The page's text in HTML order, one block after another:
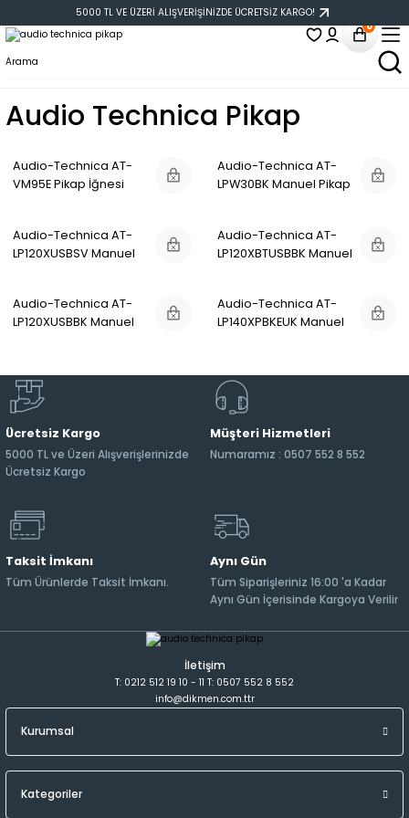
5000 TL VE ÜZERİ ALIŞVERİŞİNİZDE ÜCRETSİZ KARGO!
0
Audio Technica Pikap
Audio-Technica AT-
VM95E Pikap İğnesi
Audio-Technica AT-
LPW30BK Manuel Pikap
Audio-Technica AT-
LP120XUSBSV Manuel
Audio-Technica AT-
LP120XBTUSBBK Manuel
Audio-Technica AT-
LP120XUSBBK Manuel
Audio-Technica AT-
LP140XPBKEUK Manuel
Ücretsiz Kargo
5000 TL ve Üzeri Alışverişlerinizde
Ücretsiz Kargo
Müşteri Hizmetleri
Numaramız : 0507 552 8 552
Taksit İmkanı
Tüm Ürünlerde Taksit İmkanı.
Aynı Gün
Tüm Siparişleriniz 16:00 'a Kadar
Aynı Gün İçerisinde Kargoya Verilir
İletişim
T: 0212 512 19 10 - 11 T: 0507 552 8 552
info@dikmen.com.ttr
Kurumsal
Kategoriler